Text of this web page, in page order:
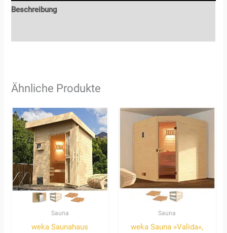
Beschreibung
Ähnliche Produkte
Sauna
weka Saunahaus
Sauna
weka Sauna »Valida«,